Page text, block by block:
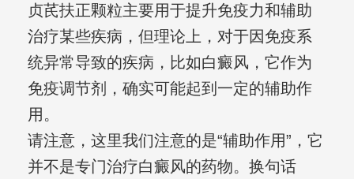
贞芪扶正颗粒主要用于提升免疫力和辅助
治疗某些疾病，但理论上，对于因免疫系
统异常导致的疾病，比如白癜风，它作为
免疫调节剂，确实可能起到一定的辅助作
用。
请注意，这里我们注意的是“辅助作用”，它
并不是专门治疗白癜风的药物。换句话